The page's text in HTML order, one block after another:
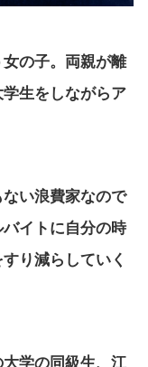
の子。両親が離
生をしながらア
い浪費家なので
イトに自分の時
り減らしていく
学の同級生、江